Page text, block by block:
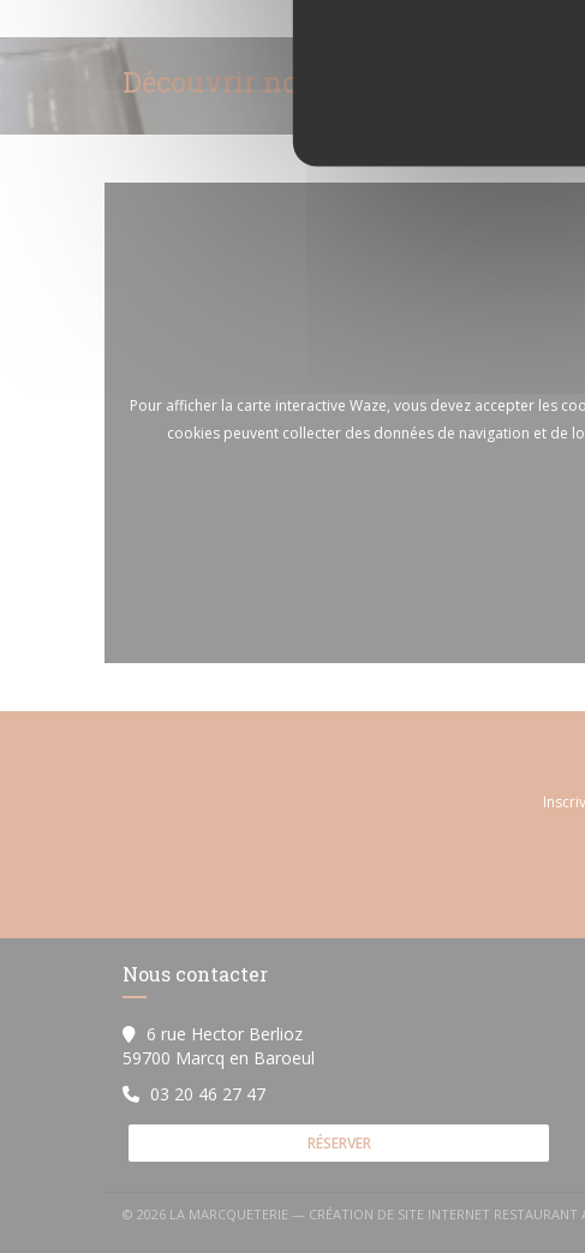
Découvrir notre carte
Pour afficher la carte interactive Waze, vous devez accepter les
cookies peuvent collecter des données de navigation et de
Nous contacter
6 rue Hector Berlioz
59700 Marcq en Baroeul
03 20 46 27 47
RÉSERVER
© 2026 LA MARCQUETERIE — CRÉATION DE SITE INTERNET RESTAURANT